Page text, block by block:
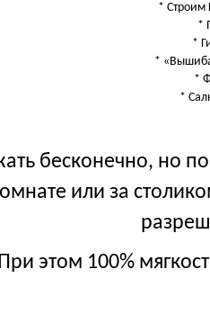
* Строим
*
*
*
*
*
бесконечно, но
или за
этом 100%